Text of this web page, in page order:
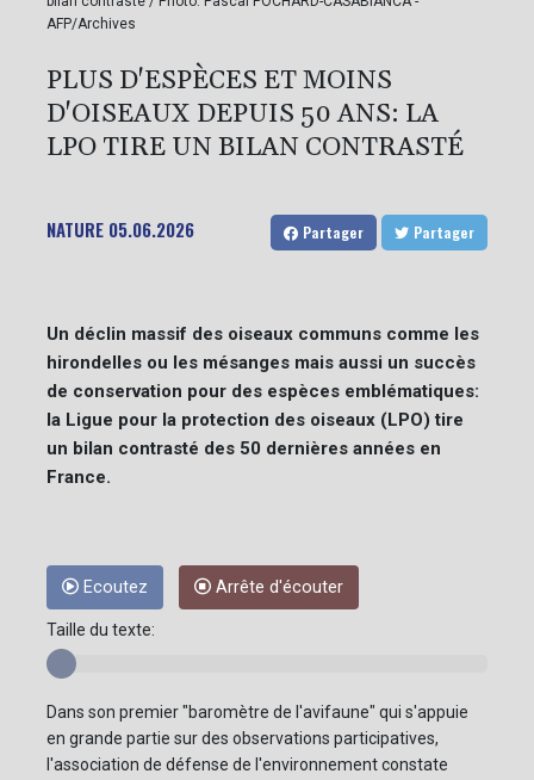
AFP/Archives
PLUS D'ESPÈCES ET MOINS
D'OISEAUX DEPUIS 50 ANS: LA
LPO TIRE UN BILAN CONTRASTÉ
NATURE 05.06.2026 Partager Partager
Un déclin massif des oiseaux communs comme les
hirondelles ou les mésanges mais aussi un succès
de conservation pour des espèces emblématiques:
la Ligue pour la protection des oiseaux (LPO) tire
un bilan contrasté des 50 dernières années en
France.
Ecoutez Arrête d'écouter
Taille du texte:
Dans son premier "baromètre de l'avifaune" qui s'appuie
en grande partie sur des observations participatives,
l'association de défense de l'environnement constate